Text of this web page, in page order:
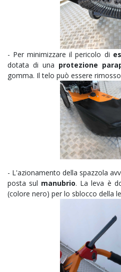
- Per minimizzare il pericolo di
dotata di una protezione
gomma. Il telo può essere
- L'azionamento della spazzola
posta sul manubrio. La leva è
(colore nero) per lo sblocco della